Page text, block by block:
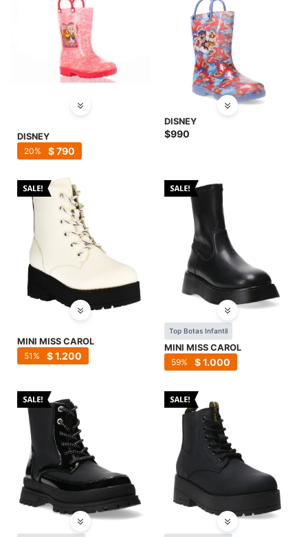
DISNEY
$790
20
DISNEY
$990
MINI MISS CAROL
$1.200
51
Top Botas Infantil
MINI MISS CAROL
$1.000
59